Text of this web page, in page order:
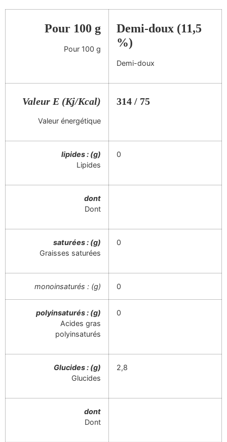
Pour 100 g
Pour 100 g
Demi-doux (11,5
%)
Demi-doux
Valeur E (Kj/Kcal)
Valeur énergétique
314 / 75
lipides : (g)
Lipides
0
dont
Dont
saturées : (g)
Graisses saturées
0
monoinsaturés : (g) 0
polyinsaturés : (g)
Acides gras
polyinsaturés
0
Glucides : (g)
Glucides
2,8
dont
Dont